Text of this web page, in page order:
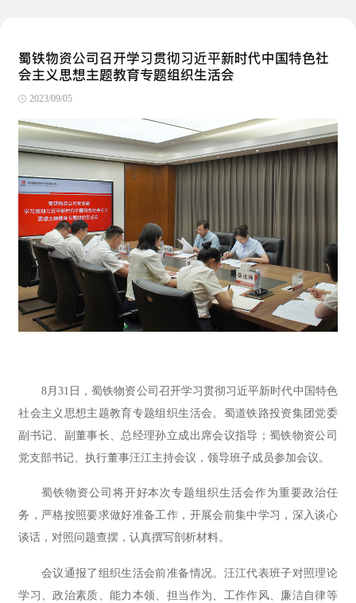
蜀铁物资公司召开学习贯彻习近平新时代中国特色社
会主义思想主题教育专题组织生活会
2023/09/05
8月31日，蜀铁物资公司召开学习贯彻习近平新时代中国特色
社会主义思想主题教育专题组织生活会。蜀道铁路投资集团党委
副书记、副董事长、总经理孙立成出席会议指导；蜀铁物资公司
党支部书记、执行董事汪江主持会议，领导班子成员参加会议。
蜀铁物资公司将开好本次专题组织生活会作为重要政治任
务，严格按照要求做好准备工作，开展会前集中学习，深入谈心
谈话，对照问题查摆，认真撰写剖析材料。
会议通报了组织生活会前准备情况。汪江代表班子对照理论
学习、政治素质、能力本领、担当作为、工作作风、廉洁自律等